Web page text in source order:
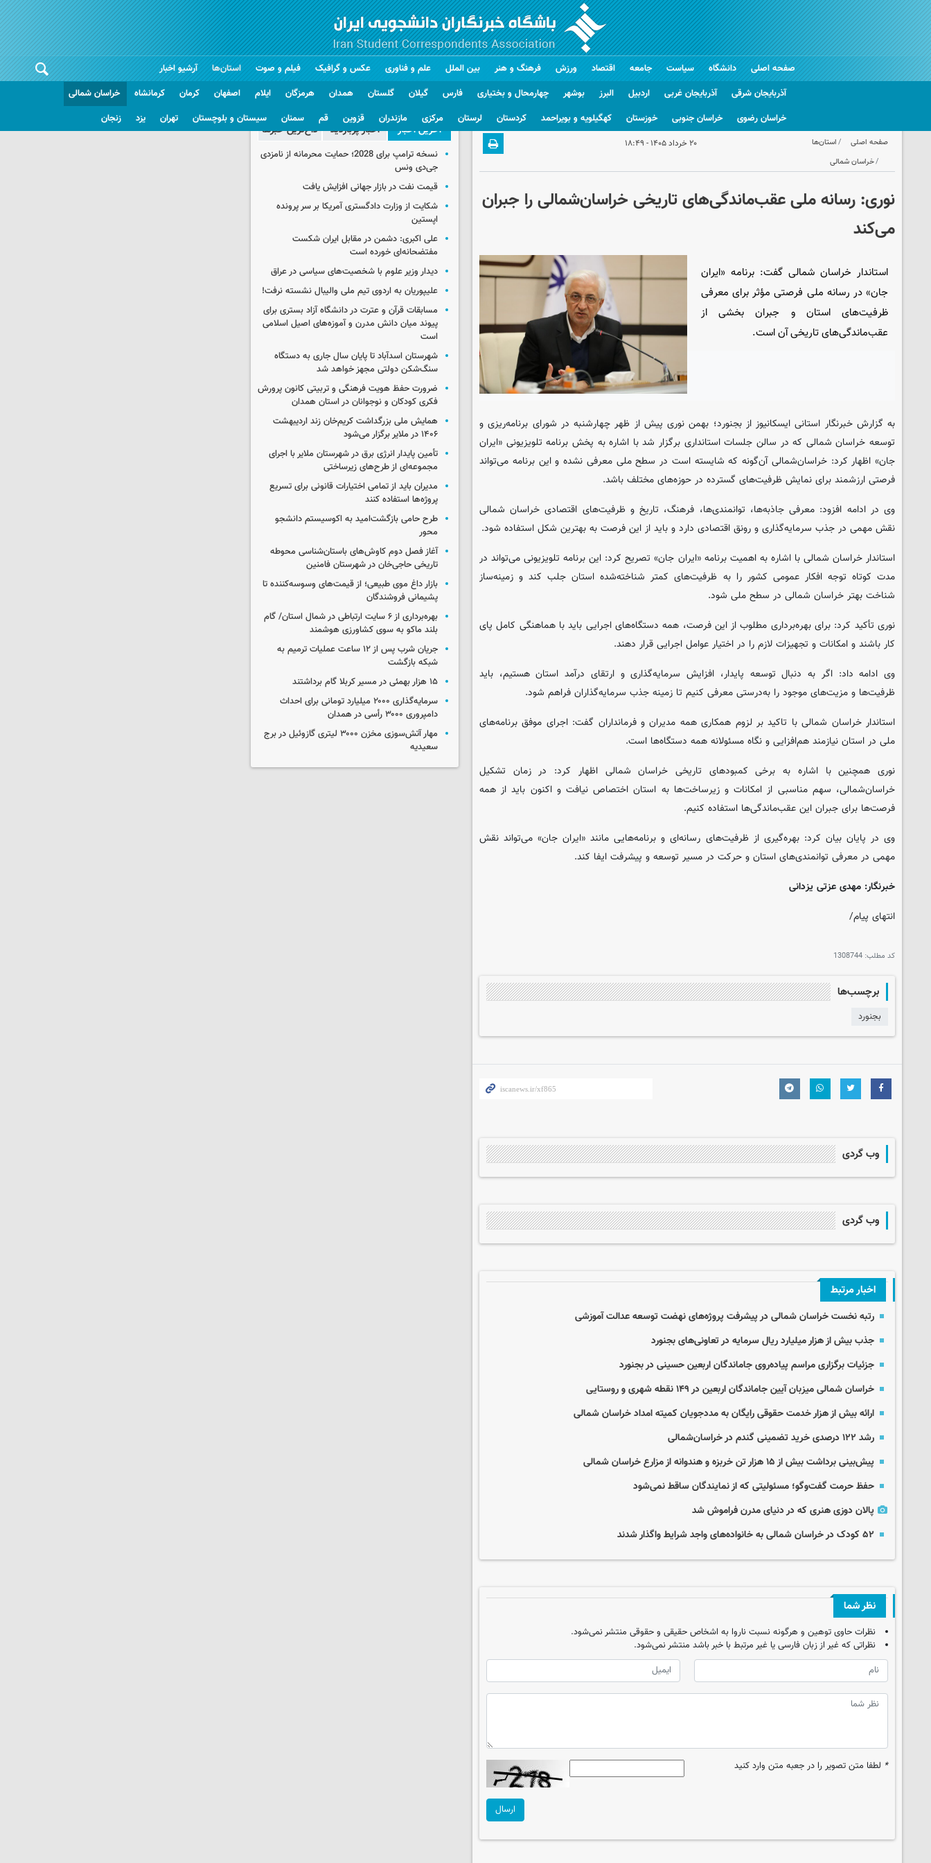
صفحه اصلی دانشگاه سیاست جامعه اقتصاد ورزش فرهنگ و هنر بین الملل علم و فناوری عکس و گرافیک فیلم و صوت
استان‌ها
آذربایجان شرقی
آذربایجان غربی اردبیل البرز بوشهر چهارمحال و بختیاری فارس گیلان گلستان همدان هرمزگان ایلام اصفهان کرمان کرمانشاه
خراسان شمالی
خراسان رضوی
خراسان جنوبی خوزستان کهگیلویه و بویراحمد کردستان لرستان مرکزی مازندران قزوین قم سمنان سیستان و بلوچستان تهران یزد زنجان
آرشیو اخبار
صفحه اصلی
استان‌ها
خراسان شمالی
۲۰ خرداد ۱۴۰۵ - ۱۸:۴۹
نوری: رسانه ملی عقب‌ماندگی‌های تاریخی خراسان‌شمالی را جبران
می‌کند
استاندار خراسان‌ شمالی گفت: برنامه «ایران
جان» در رسانه ملی فرصتی مؤثر برای معرفی
ظرفیت‌های استان و جبران بخشی از
عقب‌ماندگی‌های تاریخی آن است.
به گزارش خبرنگار استانی ایسکانیوز از بجنورد؛ بهمن نوری پیش از ظهر چهارشنبه در شورای برنامه‌ریزی و
توسعه خراسان شمالی که در سالن جلسات استانداری برگزار شد با اشاره به پخش برنامه تلویزیونی «ایران
جان» اظهار کرد: خراسان‌شمالی آن‌گونه که شایسته است در سطح ملی معرفی نشده و این برنامه می‌تواند
فرصتی ارزشمند برای نمایش ظرفیت‌های گسترده در حوزه‌های مختلف باشد.
وی در ادامه افزود: معرفی جاذبه‌ها، توانمندی‌ها، فرهنگ، تاریخ و ظرفیت‌های اقتصادی خراسان شمالی
نقش مهمی در جذب سرمایه‌گذاری و رونق اقتصادی دارد و باید از این فرصت به بهترین شکل استفاده شود.
استاندار خراسان‌ شمالی با اشاره به اهمیت برنامه «ایران جان» تصریح کرد: این برنامه تلویزیونی می‌تواند در
مدت کوتاه توجه افکار عمومی کشور را به ظرفیت‌های کمتر شناخته‌شده استان جلب کند و زمینه‌ساز
شناخت بهتر خراسان‌ شمالی در سطح ملی شود.
نوری تأکید کرد: برای بهره‌برداری مطلوب از این فرصت، همه دستگاه‌های اجرایی باید با هماهنگی کامل پای
کار باشند و امکانات و تجهیزات لازم را در اختیار عوامل اجرایی قرار دهند.
وی ادامه داد: اگر به دنبال توسعه پایدار، افزایش سرمایه‌گذاری و ارتقای درآمد استان هستیم، باید
ظرفیت‌ها و مزیت‌های موجود را به‌درستی معرفی کنیم تا زمینه جذب سرمایه‌گذاران فراهم شود.
استاندار خراسان‌ شمالی با تاکید بر لزوم همکاری همه مدیران و فرمانداران گفت: اجرای موفق برنامه‌های
ملی در استان نیازمند هم‌افزایی و نگاه مسئولانه همه دستگاه‌ها است.
نوری همچنین با اشاره به برخی کمبودهای تاریخی خراسان شمالی اظهار کرد: در زمان تشکیل
خراسان‌شمالی، سهم مناسبی از امکانات و زیرساخت‌ها به استان اختصاص نیافت و اکنون باید از همه
فرصت‌ها برای جبران این عقب‌ماندگی‌ها استفاده کنیم.
وی در پایان بیان کرد: بهره‌گیری از ظرفیت‌های رسانه‌ای و برنامه‌هایی مانند «ایران جان» می‌تواند نقش
مهمی در معرفی توانمندی‌های استان و حرکت در مسیر توسعه و پیشرفت ایفا کند.
خبرنگار: مهدی عزتی یزدانی
انتهای پیام/
کد مطلب: 1308744
برچسب‌ها
بجنورد
وب گردی
وب گردی
اخبار مرتبط
رتبه نخست خراسان شمالی در پیشرفت پروژه‌های نهضت توسعه عدالت آموزشی
جذب بیش از هزار میلیارد ریال سرمایه در تعاونی‌های بجنورد
جزئیات برگزاری مراسم پیاده‌روی جاماندگان اربعین حسینی در بجنورد
خراسان شمالی میزبان آیین جاماندگان اربعین در ۱۴۹ نقطه شهری و روستایی
ارائه بیش از هزار خدمت حقوقی رایگان به مددجویان کمیته امداد خراسان شمالی
رشد ۱۲۲ درصدی خرید تضمینی گندم در خراسان‌شمالی
پیش‌بینی برداشت بیش از ۱۵ هزار تن خربزه و هندوانه از مزارع خراسان شمالی
حفظ حرمت گفت‌وگو؛ مسئولیتی که از نمایندگان ساقط نمی‌شود
پالان دوزی هنری که در دنیای مدرن فراموش شد
۵۲ کودک در خراسان شمالی به خانواده‌های واجد شرایط واگذار شدند
نظر شما
نظرات حاوی توهین و هرگونه نسبت ناروا به اشخاص حقیقی و حقوقی منتشر نمی‌شود.
نظراتی که غیر از زبان فارسی یا غیر مرتبط با خبر باشد منتشر نمی‌شود.
* لطفا متن تصویر را در جعبه متن وارد کنید
ارسال
آخرین اخبار اخبار پربازدید داغ‌ترین خبرها
نسخه ترامپ برای 2028؛ حمایت محرمانه از نامزدی
جی‌دی ونس
قیمت نفت در بازار جهانی افزایش یافت
شکایت از وزارت دادگستری آمریکا بر سر پرونده
اپستین
علی اکبری: دشمن در مقابل ایران شکست
مفتضحانه‌ای خورده است
دیدار وزیر علوم با شخصیت‌های سیاسی در عراق
علیپوریان به اردوی تیم ملی والیبال نشسته نرفت!
مسابقات قرآن و عترت در دانشگاه آزاد بستری برای
پیوند میان دانش مدرن و آموزه‌های اصیل اسلامی
است
شهرستان اسدآباد تا پایان سال جاری به دستگاه
سنگ‌شکن دولتی مجهز خواهد شد
ضرورت حفظ هویت فرهنگی و تربیتی کانون پرورش
فکری کودکان و نوجوانان در استان همدان
همایش ملی بزرگداشت کریم‌خان زند اردیبهشت
۱۴۰۶ در ملایر برگزار می‌شود
تأمین پایدار انرژی برق در شهرستان ملایر با اجرای
مجموعه‌ای از طرح‌های زیرساختی
مدیران باید از تمامی اختیارات قانونی برای تسریع
پروژه‌ها استفاده کنند
طرح حامی بازگشت‌امید به اکوسیستم دانشجو
محور
آغاز فصل دوم کاوش‌های باستان‌شناسی محوطه
تاریخی حاجی‌خان در شهرستان فامنین
بازار داغ موی طبیعی؛ از قیمت‌های وسوسه‌کننده تا
پشیمانی فروشندگان
بهره‌برداری از ۶ سایت ارتباطی در شمال استان/ گام
بلند ماکو به سوی کشاورزی هوشمند
جریان شرب پس از ۱۲ ساعت عملیات ترمیم به
شبکه بازگشت
۱۵ هزار بهمئی در مسیر کربلا گام برداشتند
سرمایه‌گذاری ۲۰۰۰ میلیارد تومانی برای احداث
دامپروری ۳۰۰۰ رأسی در همدان
مهار آتش‌سوزی مخزن ۳۰۰۰ لیتری گازوئیل در برج
سعیدیه